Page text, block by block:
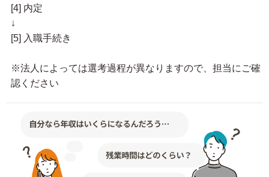
[4] 内定
↓
[5] 入職手続き
※法人によっては選考過程が異なりますので、担当にご確
認ください